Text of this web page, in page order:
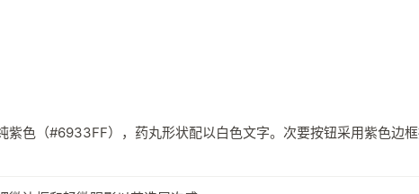
紫色（#6933FF），药丸形状配以白色文字。次要按钮采用紫色边